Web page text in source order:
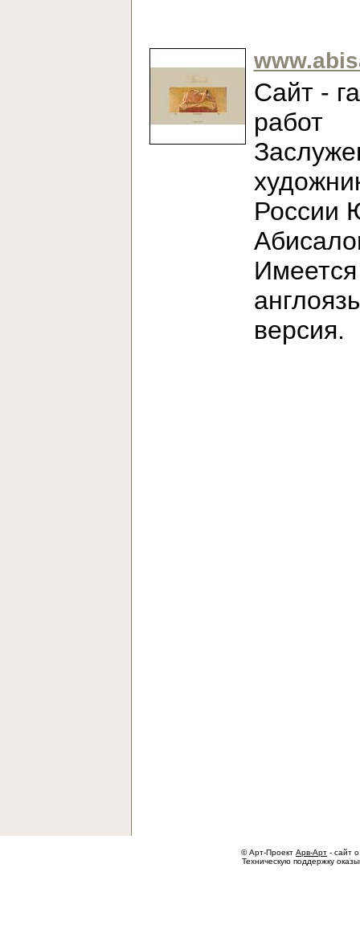
Сайт -
работ
России
Имеется
версия.
© Арт-Проект Арв-Арт - сайт
Техническую поддержку